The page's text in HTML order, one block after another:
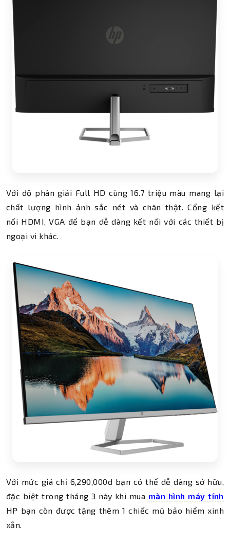
Với độ phân giải Full HD cùng 16.7 triệu màu mang lại
chất lượng hình ảnh sắc nét và chân thật. Cổng kết
nối HDMI, VGA để bạn dễ dàng kết nối với các thiết bị
ngoại vi khác.
Với mức giá chỉ 6,290,000đ bạn có thể dễ dàng sở hữu,
đặc biệt trong tháng 3 này khi mua màn hình máy tính
HP bạn còn được tặng thêm 1 chiếc mũ bảo hiểm xinh
xắn.